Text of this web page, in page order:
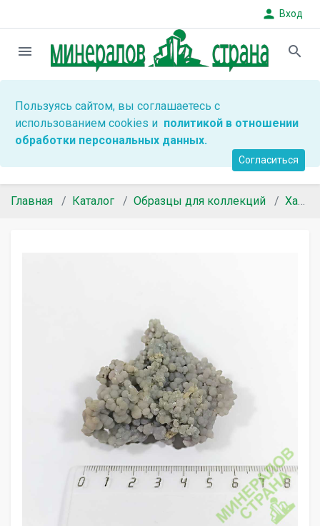
person Вход
menu search
Пользуясь сайтом, вы соглашаетесь с
использованием cookies и политикой в отношении
обработки персональных данных.
Согласиться
Главная Каталог Образцы для коллекций Халцедон